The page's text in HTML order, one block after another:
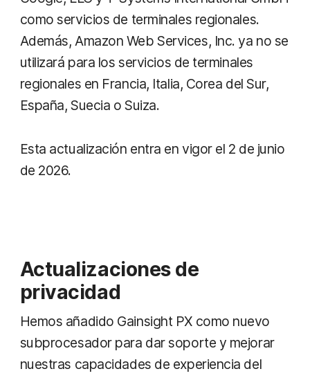
como servicios de terminales regionales.
Además, Amazon Web Services, Inc. ya no se
utilizará para los servicios de terminales
regionales en Francia, Italia, Corea del Sur,
España, Suecia o Suiza.
Esta actualización entra en vigor el 2 de junio
de 2026.
Actualizaciones de
privacidad
Hemos añadido Gainsight PX como nuevo
subprocesador para dar soporte y mejorar
nuestras capacidades de experiencia del